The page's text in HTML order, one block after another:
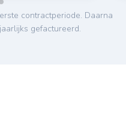
contractperiode. Daarna
gefactureerd.